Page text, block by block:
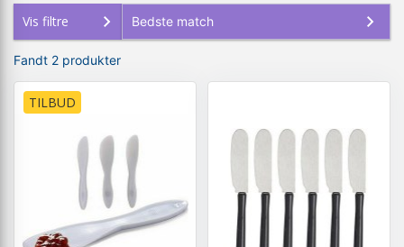
Vis filtre
Fandt 2 produkter
TILBUD